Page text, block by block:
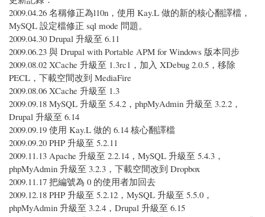
2009.04.26 名稱修正為l10n，使用 Kay.L 做的新的核心翻譯檔，
MySQL 設定檔修正 sql mode 問題。
2009.04.30 Drupal 升級至 6.11
2009.06.23 與 Drupal with Portable APM for Windows 版本同步
2009.08.02 XCache 升級至 1.3rc1，加入 XDebug 2.0.5，移除
PECL，下載空間改到 MediaFire
2009.08.06 XCache 升級至 1.3
2009.09.18 MySQL 升級至 5.4.2，phpMyAdmin 升級至 3.2.2，
Drupal 升級至 6.14
2009.09.19 使用 Kay.L 做的 6.14 核心翻譯檔
2009.09.20 PHP 升級至 5.2.11
2009.11.13 Apache 升級至 2.2.14，MySQL 升級至 5.4.3，
phpMyAdmin 升級至 3.2.3，下載空間改到 Dropbox
2009.11.17 把編號為 0 的使用者加回去
2009.12.18 PHP 升級至 5.2.12，MySQL 升級至 5.5.0，
phpMyAdmin 升級至 3.2.4，Drupal 升級至 6.15